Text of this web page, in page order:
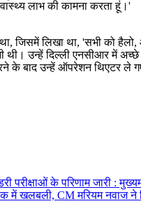
लाभ की कामना करता हूं।'
था, जिसमें लिखा था, 'सभी को
थी। उन्हें दिल्ली एनसीआर में
के बाद उन्हें ऑपरेशन थिएटर
परीक्षाओं के परिणाम जारी :
में खलबली, CM मरियम नवाज ने